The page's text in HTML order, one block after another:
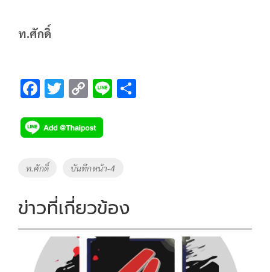
ท.ศักดิ์
F
e
b
o
k
T
tt
er
C
p
y
Li
k
Li
Tags
ท.ศักดิ์ บันทึกหน้า-4
ข่าวที่เกี่ยวข้อง